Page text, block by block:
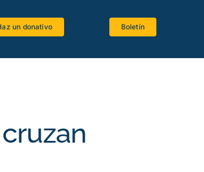
Lenguas antiguas
un donativo Boletín